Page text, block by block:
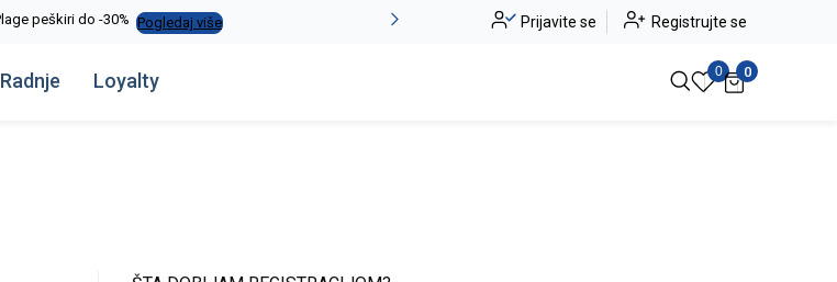
La Plage peškiri do -30% Pogledaj više Alma Ras do -50% Pogledaj više
Prijavite se Registrujte se
Radnje Loyalty 0 0